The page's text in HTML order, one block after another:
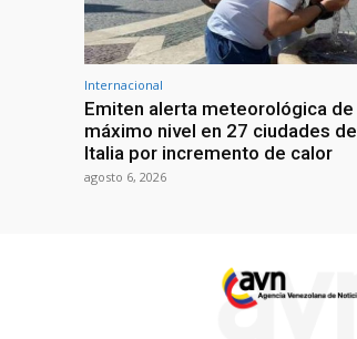
Internacional
Emiten alerta meteorológica de
máximo nivel en 27 ciudades de
Italia por incremento de calor
agosto 6, 2026